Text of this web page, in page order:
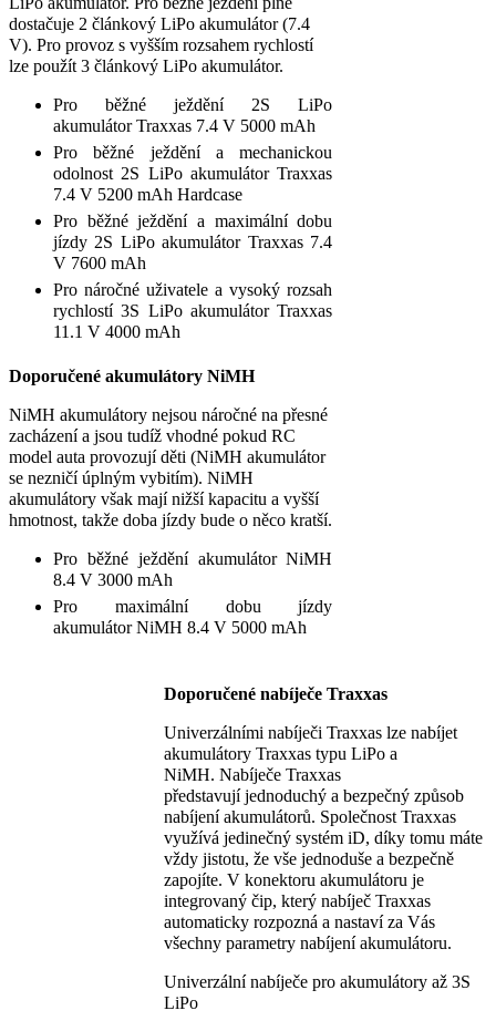
dostačuje 2 článkový LiPo akumulátor (7.4
V). Pro provoz s vyšším rozsahem rychlostí
lze použít 3 článkový LiPo akumulátor.
Pro běžné ježdění 2S LiPo
akumulátor Traxxas 7.4 V 5000 mAh
Pro běžné ježdění a mechanickou
odolnost 2S LiPo akumulátor Traxxas
7.4 V 5200 mAh Hardcase
Pro běžné ježdění a maximální dobu
jízdy 2S LiPo akumulátor Traxxas 7.4
V 7600 mAh
Pro náročné uživatele a vysoký rozsah
rychlostí 3S LiPo akumulátor Traxxas
11.1 V 4000 mAh
Doporučené akumulátory NiMH
NiMH akumulátory nejsou náročné na přesné
zacházení a jsou tudíž vhodné pokud RC
model auta provozují děti (NiMH akumulátor
se nezničí úplným vybitím). NiMH
akumulátory však mají nižší kapacitu a vyšší
hmotnost, takže doba jízdy bude o něco kratší.
Pro běžné ježdění akumulátor NiMH
8.4 V 3000 mAh
Pro maximální dobu jízdy
akumulátor NiMH 8.4 V 5000 mAh
Doporučené nabíječe Traxxas
Univerzálními nabíječi Traxxas lze nabíjet
akumulátory Traxxas typu LiPo a
NiMH. Nabíječe Traxxas
představují jednoduchý a bezpečný způsob
nabíjení akumulátorů. Společnost Traxxas
využívá jedinečný systém iD, díky tomu máte
vždy jistotu, že vše jednoduše a bezpečně
zapojíte. V konektoru akumulátoru je
integrovaný čip, který nabíječ Traxxas
automaticky rozpozná a nastaví za Vás
všechny parametry nabíjení akumulátoru.
Univerzální nabíječe pro akumulátory až 3S
LiPo